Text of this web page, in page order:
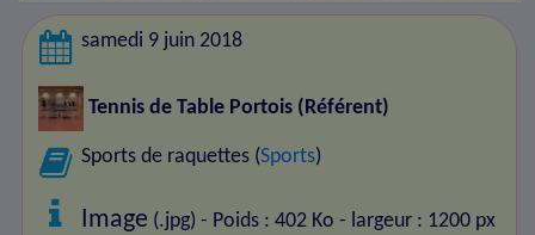
samedi 9 juin 2018
Tennis de Table Portois (Référent)
Sports de raquettes (Sports)
Image (.jpg) - Poids : 402 Ko - largeur : 1200 px